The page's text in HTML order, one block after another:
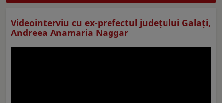
Videointerviu cu ex-prefectul judeţului Galaţi,
Andreea Anamaria Naggar